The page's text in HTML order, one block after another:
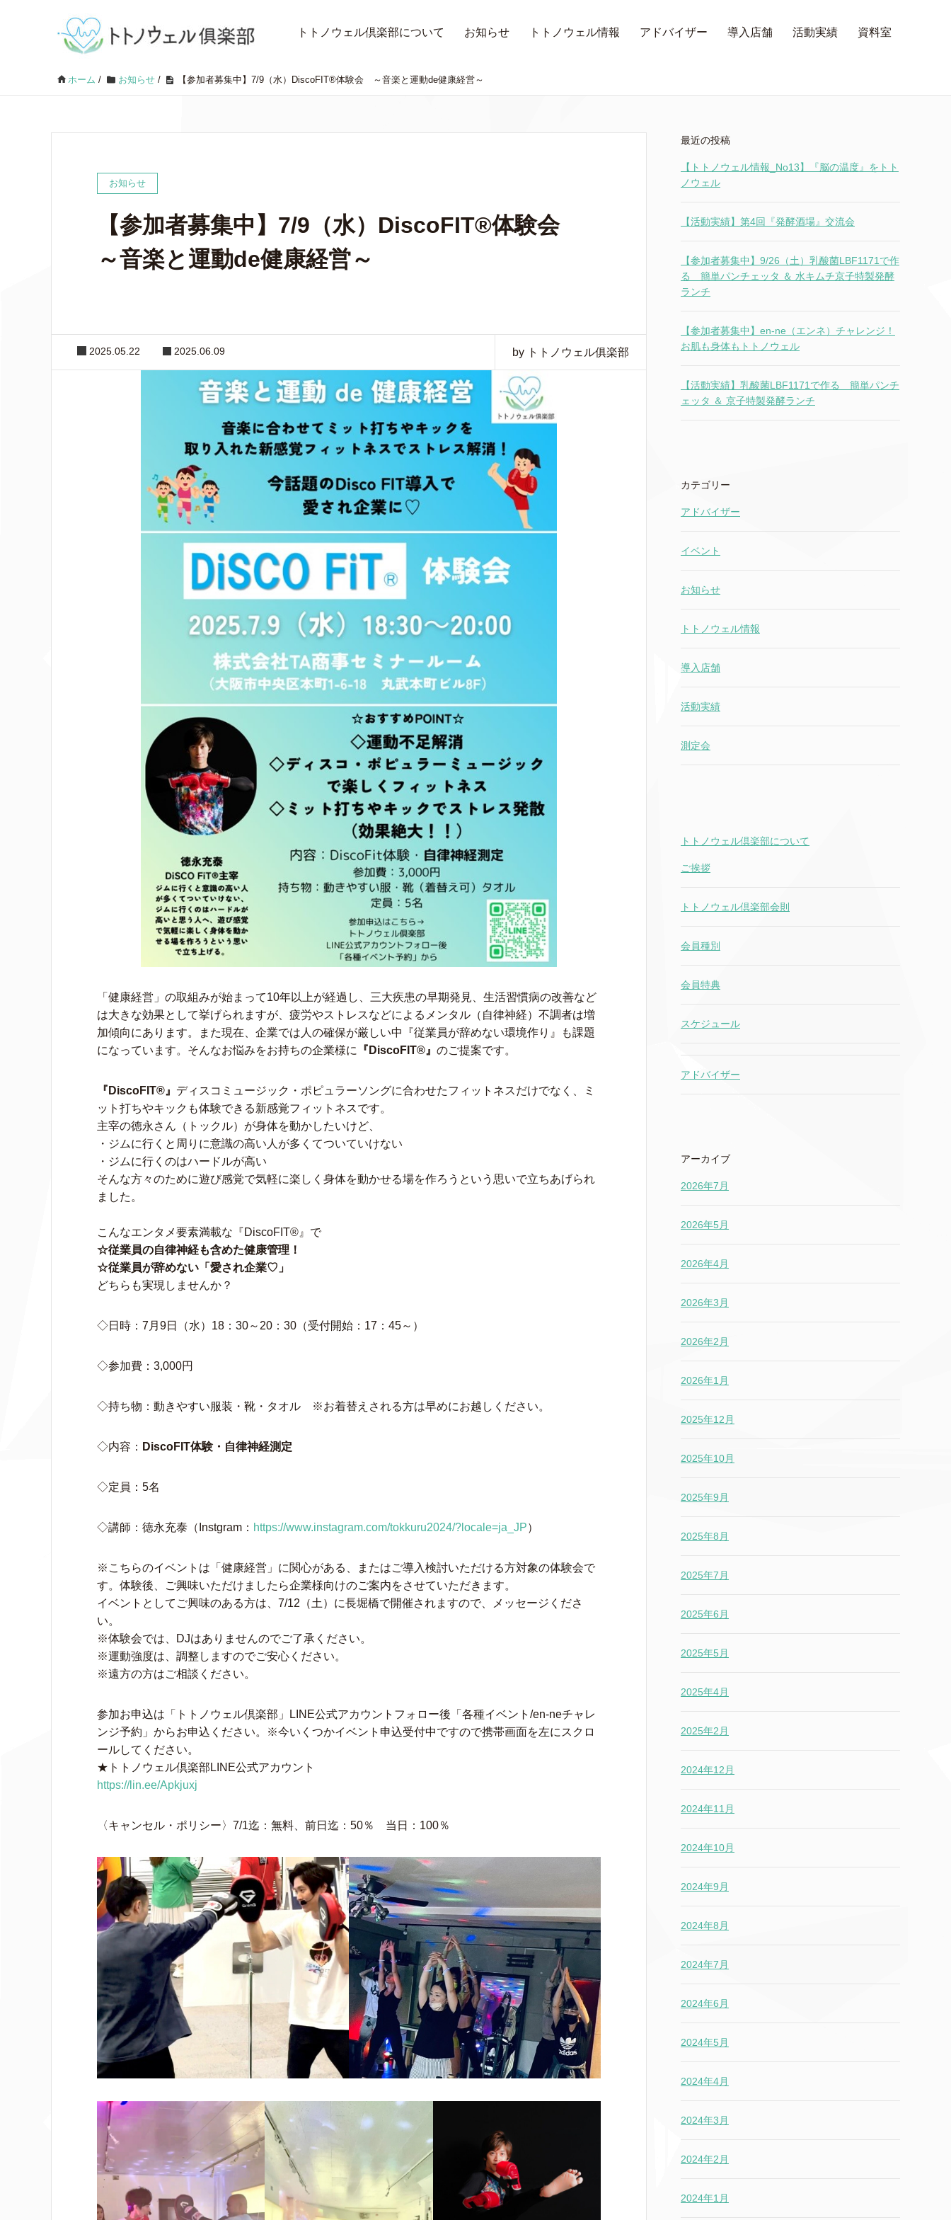
トトノウェル倶楽部について お知らせ トトノウェル情報 アドバイザー 導入店舗 活動実績 資料室
ホーム / お知らせ / 【参加者募集中】7/9（水）DiscoFIT®体験会 ～音楽と運動de健康経営～
お知らせ
【参加者募集中】7/9（水）DiscoFIT®体験会
～音楽と運動de健康経営～
2025.05.22 2025.06.09 by トトノウェル俱楽部
「健康経営」の取組みが始まって10年以上が経過し、三大疾患の早期発見、生活習慣病の改善など
は大きな効果として挙げられますが、疲労やストレスなどによるメンタル（自律神経）不調者は増
加傾向にあります。また現在、企業では人の確保が厳しい中『従業員が辞めない環境作り』も課題
になっています。そんなお悩みをお持ちの企業様に
『DiscoFIT®』 のご提案です。
『DiscoFIT®』 ディスコミュージック・ポピュラーソングに合わせたフィットネスだけでなく、ミ
ット打ちやキックも体験できる新感覚フィットネスです。
主宰の徳永さん（トックル）が身体を動かしたいけど、
・ジムに行くと周りに意識の高い人が多くてついていけない
・ジムに行くのはハードルが高い
そんな方々のために遊び感覚で気軽に楽しく身体を動かせる場を作ろうという思いで立ちあげられ
ました。
こんなエンタメ要素満載な『DiscoFIT®』で
☆従業員の自律神経も含めた健康管理！
☆従業員が辞めない「愛され企業♡」
どちらも実現しませんか？
◇日時：7月9日（水）18：30～20：30（受付開始：17：45～）
◇参加費：3,000円
◇持ち物：動きやすい服装・靴・タオル ※お着替えされる方は早めにお越しください。
◇内容： DiscoFIT体験・自律神経測定
◇定員：5名
◇講師：徳永充泰（Instgram： https://www.instagram.com/tokkuru2024/?locale=ja_JP）
※こちらのイベントは「健康経営」に関心がある、またはご導入検討いただける方対象の体験会で
す。体験後、ご興味いただけましたら企業様向けのご案内をさせていただきます。
イベントとしてご興味のある方は、7/12（土）に長堀橋で開催されますので、メッセージくださ
い。
※体験会では、DJはありませんのでご了承ください。
※運動強度は、調整しますのでご安心ください。
※遠方の方はご相談ください。
参加お申込は「トトノウェル倶楽部」LINE公式アカウントフォロー後「各種イベント/en-neチャレ
ンジ予約」からお申込ください。※今いくつかイベント申込受付中ですので携帯画面を左にスクロ
ールしてください。
★トトノウェル倶楽部LINE公式アカウント
https://lin.ee/Apkjuxj
〈キャンセル・ポリシー〉7/1迄：無料、前日迄：50％ 当日：100％
最近の投稿
【トトノウェル情報_No13】『脳の温度』をトト
ノウェル
【活動実績】第4回『発酵酒場』交流会
【参加者募集中】9/26（土）乳酸菌LBF1171で作
る 簡単パンチェッタ ＆ 水キムチ京子特製発酵
ランチ
【参加者募集中】en-ne（エンネ）チャレンジ！
お肌も身体もトトノウェル
【活動実績】乳酸菌LBF1171で作る 簡単パンチ
ェッタ ＆ 京子特製発酵ランチ
カテゴリー
アドバイザー
イベント
お知らせ
トトノウェル情報
導入店舗
活動実績
測定会
トトノウェル倶楽部について
ご挨拶
トトノウェル倶楽部会則
会員種別
会員特典
スケジュール
アドバイザー
アーカイブ
2026年7月
2026年5月
2026年4月
2026年3月
2026年2月
2026年1月
2025年12月
2025年10月
2025年9月
2025年8月
2025年7月
2025年6月
2025年5月
2025年4月
2025年2月
2024年12月
2024年11月
2024年10月
2024年9月
2024年8月
2024年7月
2024年6月
2024年5月
2024年4月
2024年3月
2024年2月
2024年1月